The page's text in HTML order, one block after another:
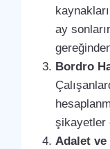
ay
Bordro
şikayetler
Adalet ve